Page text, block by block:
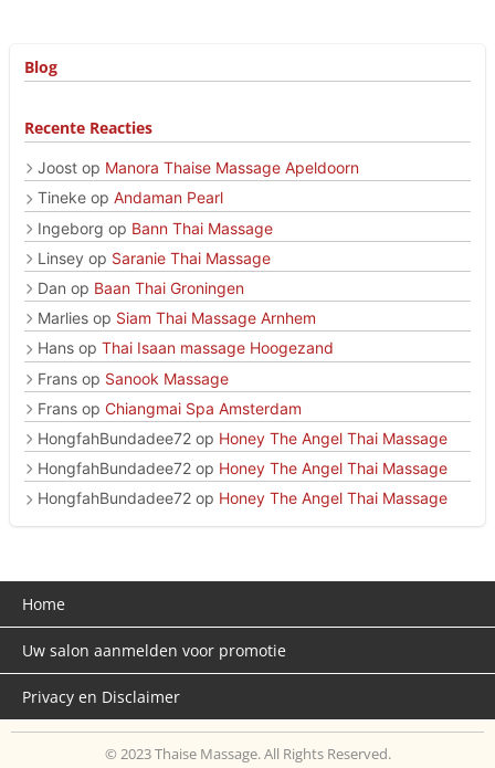
Blog
Recente Reacties
Joost op Manora Thaise Massage Apeldoorn
Tineke op Andaman Pearl
Ingeborg op Bann Thai Massage
Linsey op Saranie Thai Massage
Dan op Baan Thai Groningen
Marlies op Siam Thai Massage Arnhem
Hans op Thai Isaan massage Hoogezand
Frans op Sanook Massage
Frans op Chiangmai Spa Amsterdam
HongfahBundadee72 op Honey The Angel Thai Massage
HongfahBundadee72 op Honey The Angel Thai Massage
HongfahBundadee72 op Honey The Angel Thai Massage
Home
Uw salon aanmelden voor promotie
Privacy en Disclaimer
© 2023 Thaise Massage. All Rights Reserved.